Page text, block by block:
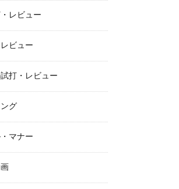
レビュー
ビュー
打・レビュー
グ
マナー